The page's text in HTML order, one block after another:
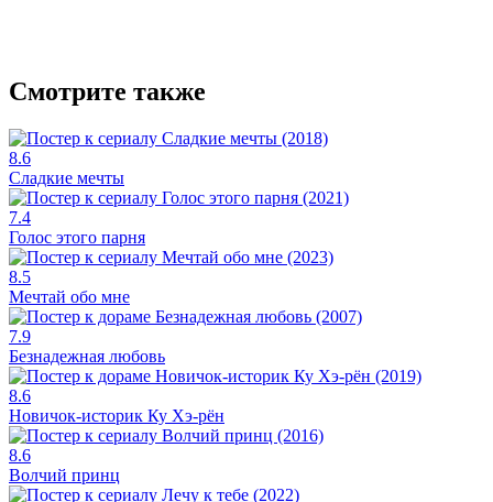
Смотрите также
8.6
Сладкие мечты
7.4
Голос этого парня
8.5
Мечтай обо мне
7.9
Безнадежная любовь
8.6
Новичок-историк Ку Хэ-рён
8.6
Волчий принц